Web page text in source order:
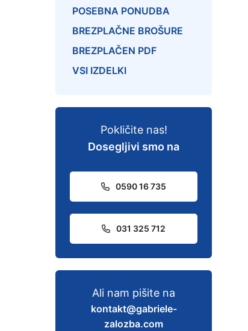
POSEBNA PONUDBA
BREZPLAČNE BROŠURE
BREZPLAČEN PDF
VSI IZDELKI
Pokličite nas!
Dosegljivi smo na
0590 16 735
031 325 712
Ali nam pišite na
kontakt@gabriele-
zalozba.com